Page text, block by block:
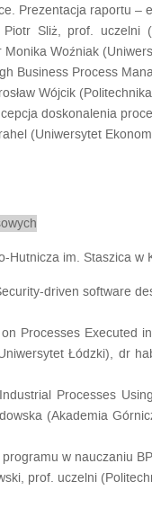
Prezentacja raportu –
Sliż, prof. uczelni
Woźniak
Business Process
Wójcik
doskonalenia
(Uniwersytet
Hutnicza im. Staszica w
driven software
Processes Executed
Łódzki), dr
Processes
(Akademia
w nauczaniu
prof. uczelni